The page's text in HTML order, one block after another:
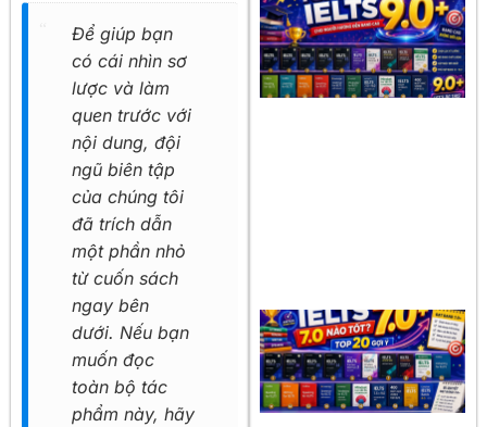
Để giúp bạn
có cái nhìn sơ
lược và làm
quen trước với
nội dung, đội
ngũ biên tập
của chúng tôi
đã trích dẫn
một phần nhỏ
từ cuốn sách
ngay bên
dưới. Nếu bạn
muốn đọc
toàn bộ tác
phẩm này, hãy